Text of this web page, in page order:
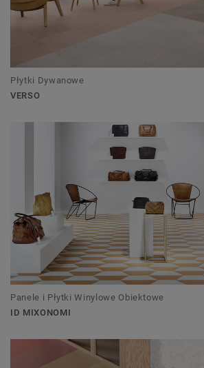
Płytki Dywanowe
VERSO
Panele i Płytki Winylowe Obiektowe
ID MIXONOMI